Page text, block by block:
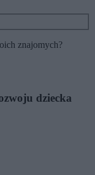
znajomych?
dziecka